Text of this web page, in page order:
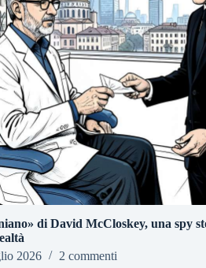
di David McCloskey, una spy
2026
2 commenti